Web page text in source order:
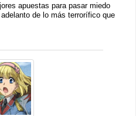
apuestas para pasar miedo
de lo más terrorífico que